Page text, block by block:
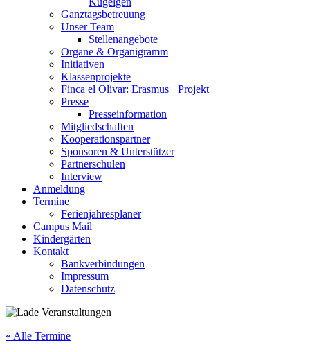
Ganztagsbetreuung
Unser Team
Stellenangebote
Organe & Organigramm
Initiativen
Klassenprojekte
Finca el Olivar: Erasmus+ Projekt
Presse
Presseinformation
Mitgliedschaften
Kooperationspartner
Sponsoren & Unterstützer
Partnerschulen
Interview
Anmeldung
Termine
Ferienjahresplaner
Campus Mail
Kindergärten
Kontakt
Bankverbindungen
Impressum
Datenschutz
« Alle Termine